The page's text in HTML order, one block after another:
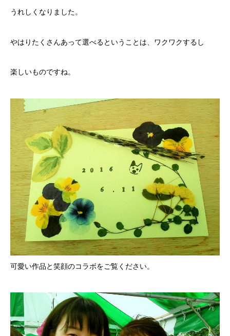
うれしくなりました。
やはりたくさんあって選べるということは、ワクワクするし
楽しいものですね。
可愛い作品と笑顔のコラボをご覧ください。